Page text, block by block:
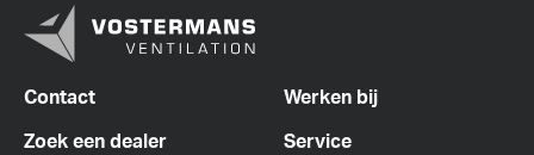
Contact
Werken bij
Zoek een dealer
Service